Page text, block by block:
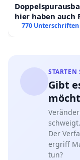
hier haben auch
770 Unterschriften
Gibt
schweigt.
Der
ergriff
tun?